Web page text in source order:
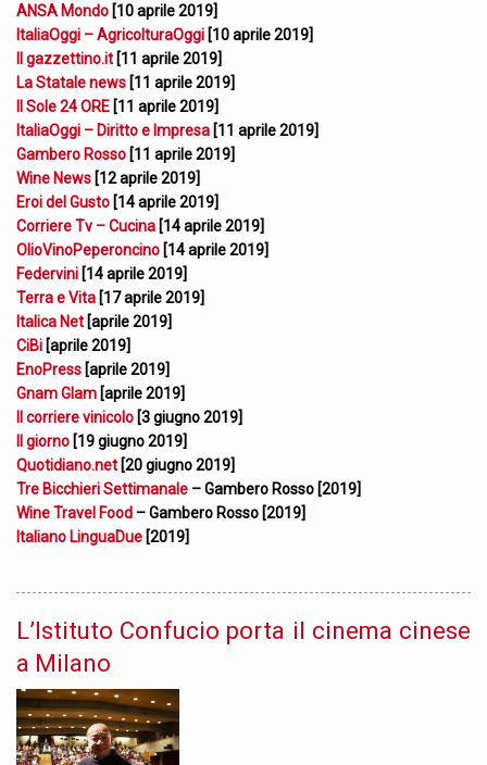
ANSA Mondo [10 aprile 2019]
ItaliaOggi – AgricolturaOggi [10 aprile 2019]
Il gazzettino.it [11 aprile 2019]
La Statale news [11 aprile 2019]
Il Sole 24 ORE [11 aprile 2019]
ItaliaOggi – Diritto e Impresa [11 aprile 2019]
Gambero Rosso [11 aprile 2019]
Wine News [12 aprile 2019]
Eroi del Gusto [14 aprile 2019]
Corriere Tv – Cucina [14 aprile 2019]
OlioVinoPeperoncino [14 aprile 2019]
Federvini [14 aprile 2019]
Terra e Vita [17 aprile 2019]
Italica Net [aprile 2019]
CiBi [aprile 2019]
EnoPress [aprile 2019]
Gnam Glam [aprile 2019]
Il corriere vinicolo [3 giugno 2019]
Il giorno [19 giugno 2019]
Quotidiano.net [20 giugno 2019]
Tre Bicchieri Settimanale – Gambero Rosso [2019]
Wine Travel Food – Gambero Rosso [2019]
Italiano LinguaDue [2019]
L’Istituto Confucio porta il cinema cinese
a Milano